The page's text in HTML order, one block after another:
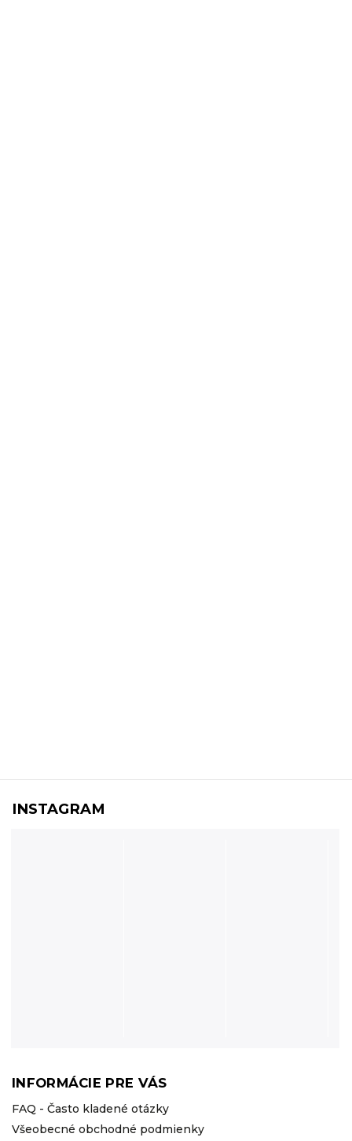
INFORMÁCIE PRE VÁS
FAQ - Často kladené otázky
Všeobecné obchodné podmienky
INSTAGRAM